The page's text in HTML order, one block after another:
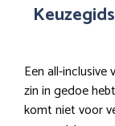
Een all-inclusive
zin in gedoe
komt niet voor